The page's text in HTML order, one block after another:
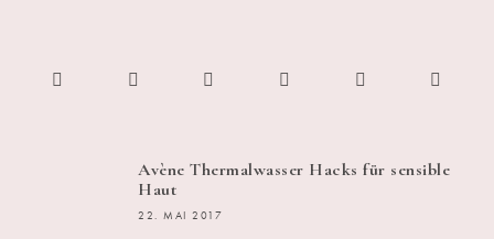
Avène Thermalwasser Hacks für sensible
Haut
22. MAI 2017